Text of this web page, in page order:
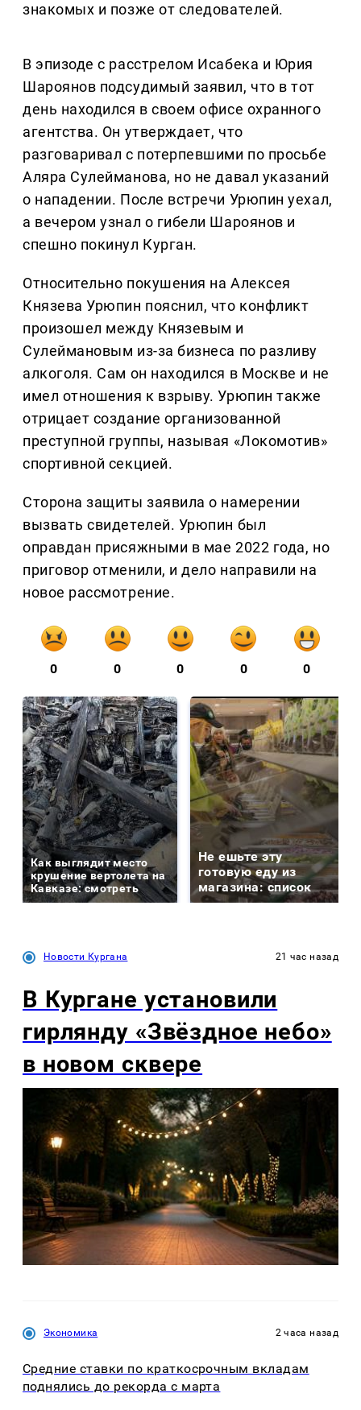
знакомых и позже от следователей.
В эпизоде с расстрелом Исабека и Юрия
Шароянов подсудимый заявил, что в тот
день находился в своем офисе охранного
агентства. Он утверждает, что
разговаривал с потерпевшими по просьбе
Аляра Сулейманова, но не давал указаний
о нападении. После встречи Урюпин уехал,
а вечером узнал о гибели Шароянов и
спешно покинул Курган.
Относительно покушения на Алексея
Князева Урюпин пояснил, что конфликт
произошел между Князевым и
Сулеймановым из-за бизнеса по разливу
алкоголя. Сам он находился в Москве и не
имел отношения к взрыву. Урюпин также
отрицает создание организованной
преступной группы, называя «Локомотив»
спортивной секцией.
Сторона защиты заявила о намерении
вызвать свидетелей. Урюпин был
оправдан присяжными в мае 2022 года, но
приговор отменили, и дело направили на
новое рассмотрение.
0 0 0 0 0
Как выглядит место
крушение вертолета на
Кавказе: смотреть
Не ешьте эту
готовую еду из
магазина: список
Новости Кургана 21 час назад
В Кургане установили
гирлянду «Звёздное небо»
в новом сквере
Экономика 2 часа назад
Средние ставки по краткосрочным вкладам
поднялись до рекорда с марта